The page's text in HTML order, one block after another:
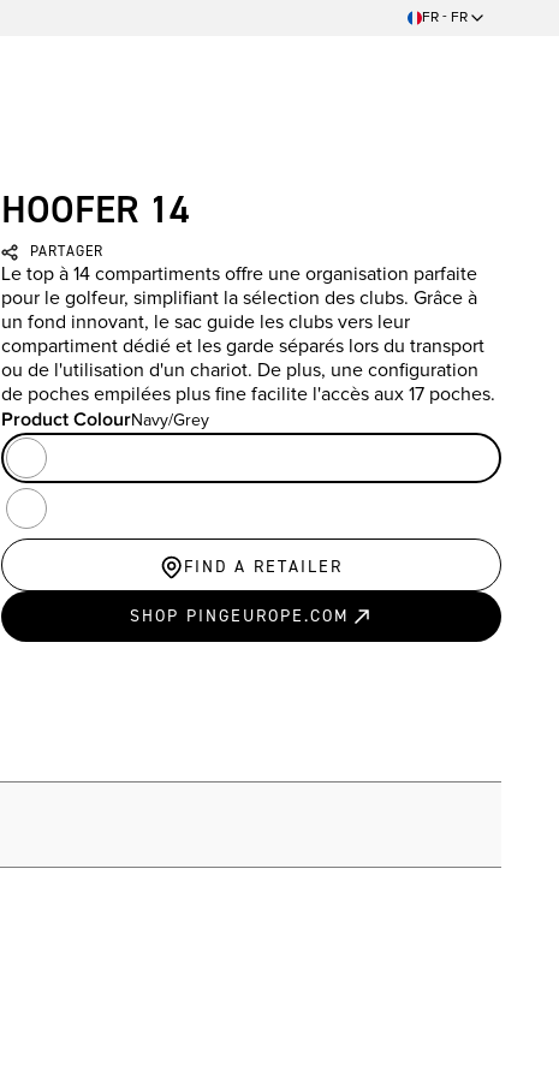
FR - FR
HOOFER 14
PARTAGER
Le top à 14 compartiments offre une organisation parfaite
pour le golfeur, simplifiant la sélection des clubs. Grâce à
un fond innovant, le sac guide les clubs vers leur
compartiment dédié et les garde séparés lors du transport
ou de l'utilisation d'un chariot. De plus, une configuration
de poches empilées plus fine facilite l'accès aux 17 poches.
Product ColourNavy/Grey
Product Colour
Navy/Grey
Black
FIND A RETAILER
SHOP PINGEUROPE.COM